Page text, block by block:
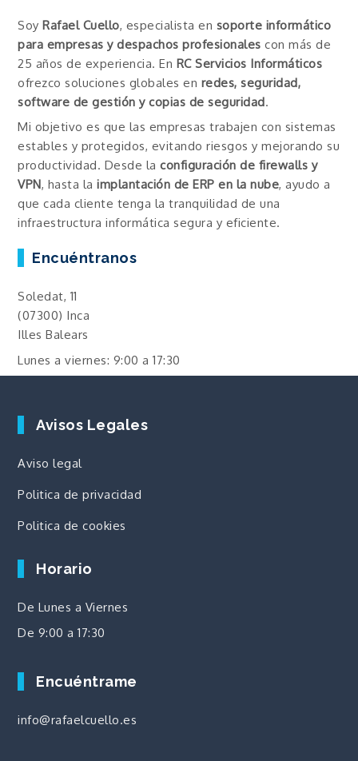
SoyRafael Cuello, especialista en soporte informático
para empresas y despachos profesionales con más de
25 años de experiencia. En RC Servicios Informáticos
ofrezco soluciones globales en redes, seguridad,
software de gestión y copias de seguridad.
Mi objetivo es que las empresas trabajen con sistemas
estables y protegidos, evitando riesgos y mejorando su
productividad. Desde laconfiguración de firewalls y
VPN, hasta laimplantación de ERP en la nube, ayudo a
que cada cliente tenga la tranquilidad de una
infraestructura informática segura y eficiente.
Encuéntranos
Soledat, 11
(07300) Inca
Illes Balears
Lunes a viernes: 9:00 a 17:30
Avisos Legales
Aviso legal
Politica de privacidad
Politica de cookies
Horario
De Lunes a Viernes
De 9:00 a 17:30
Encuéntrame
info@rafaelcuello.es